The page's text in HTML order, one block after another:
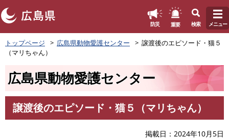
ペ
ー
。
防災 重要 検索 メニュー
トップページ 広島県動物愛護センター
譲渡後のエピソード・猫５
（マリちゃん）
広島県動物愛護センター
文
譲渡後のエピソード・猫５（マリちゃん）
掲載日 2024年10月5日